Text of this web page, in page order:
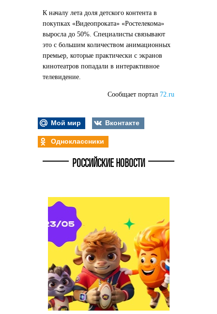
К началу лета доля детского контента в
покупках «Видеопроката» «Ростелекома»
выросла до 50%. Специалисты связывают
это с большим количеством анимационных
премьер, которые практически с экранов
кинотеатров попадали в интерактивное
телевидение.
Сообщает портал 72.ru
Мой мир
Вконтакте
Одноклассники
РОССИЙСКИЕ НОВОСТИ